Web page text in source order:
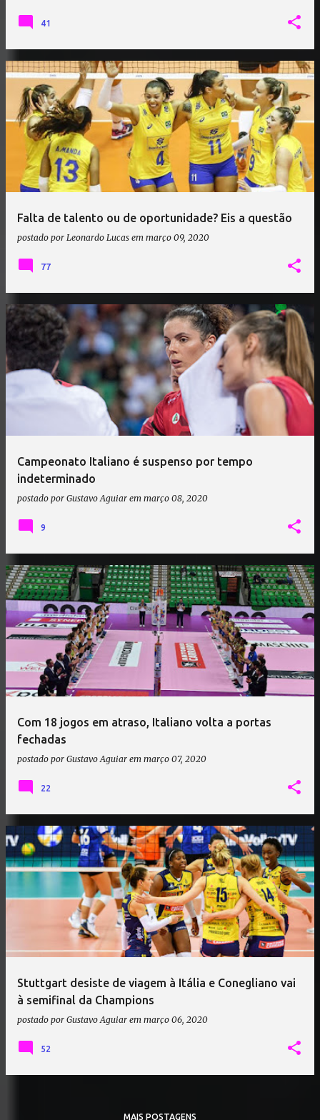
41
Falta de talento ou de oportunidade? Eis a questão
postado por Leonardo Lucas em março 09, 2020
77
Campeonato Italiano é suspenso por tempo
indeterminado
postado por Gustavo Aguiar em março 08, 2020
9
Com 18 jogos em atraso, Italiano volta a portas
fechadas
postado por Gustavo Aguiar em março 07, 2020
22
Stuttgart desiste de viagem à Itália e Conegliano vai
à semifinal da Champions
postado por Gustavo Aguiar em março 06, 2020
52
MAIS POSTAGENS